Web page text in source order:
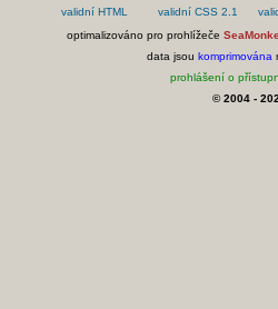
optimalizováno pro prohlížeče
data jsou komprimována
prohlášení o
© 2004 -